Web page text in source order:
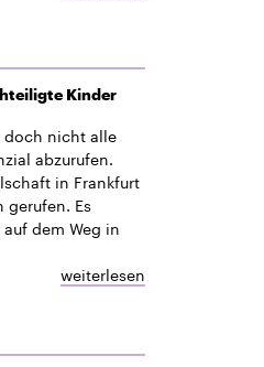
Kinder
doch nicht alle
abzurufen.
in Frankfurt
gerufen. Es
dem Weg in
weiterlesen